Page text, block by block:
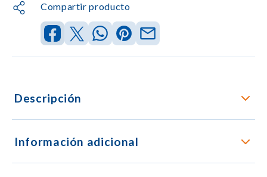
Compartir producto
Descripción
Información adicional